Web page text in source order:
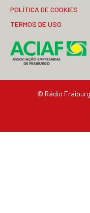
POLÍTICA DE COOKIES
TERMOS DE USO
© Rádio